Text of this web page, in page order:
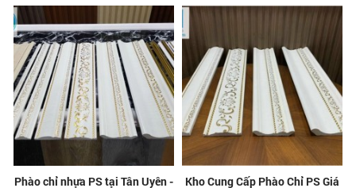
Phào chỉ nhựa PS tại Tân Uyên - Kho Cung Cấp Phào Chỉ PS Giá